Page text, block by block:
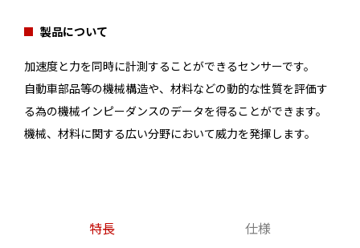
製品について
加速度と力を同時に計測することができるセンサーです。
自動車部品等の機械構造や、材料などの動的な性質を評価す
る為の機械インピーダンスのデータを得ることができます。
機械、材料に関する広い分野において威力を発揮します。
特長 仕様